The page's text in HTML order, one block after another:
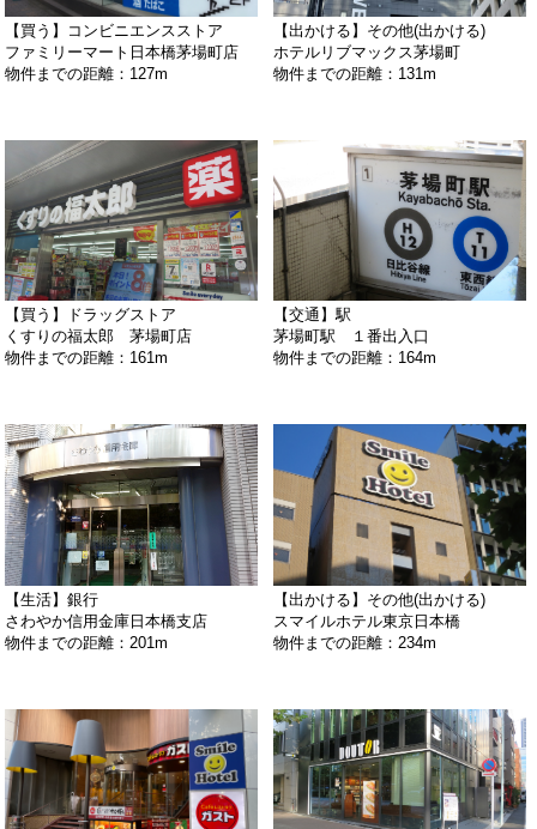
【買う】コンビニエンスストア
ファミリーマート日本橋茅場町店
物件までの距離：127m
【出かける】その他(出かける)
ホテルリブマックス茅場町
物件までの距離：131m
【買う】ドラッグストア
くすりの福太郎 茅場町店
物件までの距離：161m
【交通】駅
茅場町駅 １番出入口
物件までの距離：164m
【生活】銀行
さわやか信用金庫日本橋支店
物件までの距離：201m
【出かける】その他(出かける)
スマイルホテル東京日本橋
物件までの距離：234m